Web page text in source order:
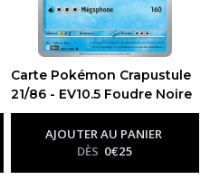
Carte Pokémon Crapustule
21/86 - EV10.5 Foudre Noire
-Ev10.5 - Foudre Noire
AJOUTER AU PANIER
DÈS 0€25